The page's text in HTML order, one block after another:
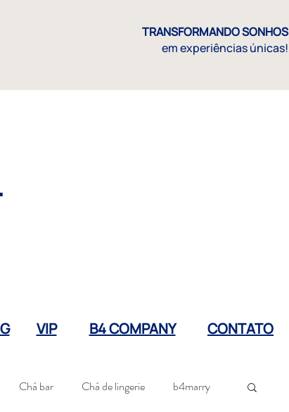
TRANSFORMANDO SONHOS
em experiências únicas!
B4 COMPANY CONTATO
VIP
Chá bar Chá de lingerie b4marry